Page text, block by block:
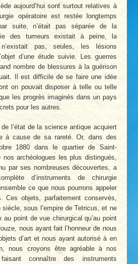
aujourd’hui sont surtout relatives à
opératoire est restée longtemps
suite, n’était pas séparée de la
des tumeurs existait à peine, la
n’existait pas, seules, les lésions
d’une étude suivie. Les guerres
nombre de blessures à la guérison
Il est difficile de se faire une idée
on pouvait disposer à telle ou telle
les progrès imaginés dans un pays
pour les autres.
l’état de la science antique acquiert
à cause de sa rareté. Or, dans des
1880 dans le quartier de Saint-
archéologues les plus distingués,
par ses nombreuses découvertes, a
d’instruments de chirurgie
ce que nous pourrons appeler
Ces objets, parfaitement conservés,
sous l’empire de Tetricus, et ne
point de vue chirurgical qu’au point
nous ayant fait l’honneur de nous
d’art et nous ayant autorisé à en
nous croyons être agréable à nos
connaître des instruments